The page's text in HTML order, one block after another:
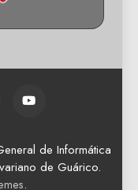
de Informática
de Guárico.
.